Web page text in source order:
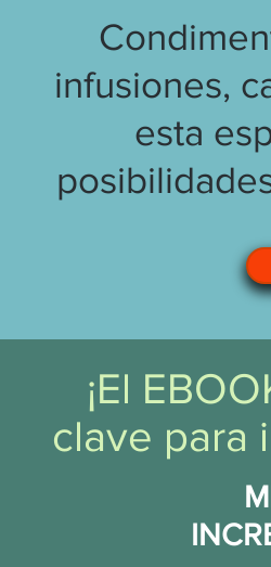
infusiones,
esta
¡El
clave para